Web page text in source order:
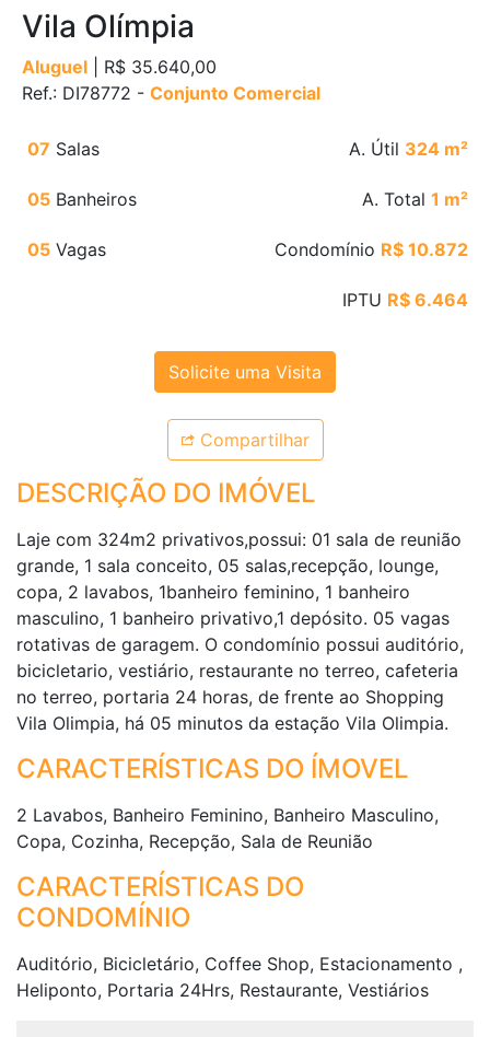
Vila Olímpia
Aluguel | R$ 35.640,00
Ref.: DI78772 - Conjunto Comercial
07 Salas
05 Banheiros
05 Vagas
A. Útil 324 m²
A. Total 1 m²
Condomínio R$ 10.872
IPTU R$ 6.464
Solicite uma Visita
Compartilhar
DESCRIÇÃO DO IMÓVEL
Laje com 324m2 privativos,possui: 01 sala de reunião
grande, 1 sala conceito, 05 salas,recepção, lounge,
copa, 2 lavabos, 1banheiro feminino, 1 banheiro
masculino, 1 banheiro privativo,1 depósito. 05 vagas
rotativas de garagem. O condomínio possui auditório,
bicicletario, vestiário, restaurante no terreo, cafeteria
no terreo, portaria 24 horas, de frente ao Shopping
Vila Olimpia, há 05 minutos da estação Vila Olimpia.
CARACTERÍSTICAS DO ÍMOVEL
2 Lavabos, Banheiro Feminino, Banheiro Masculino,
Copa, Cozinha, Recepção, Sala de Reunião
CARACTERÍSTICAS DO
CONDOMÍNIO
Auditório, Bicicletário, Coffee Shop, Estacionamento ,
Heliponto, Portaria 24Hrs, Restaurante, Vestiários